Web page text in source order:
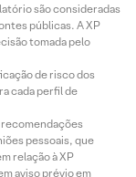
são consideradas
públicas. A XP
tomada pelo
de risco dos
cada perfil de
recomendações
pessoais, que
relação à XP
aviso prévio em